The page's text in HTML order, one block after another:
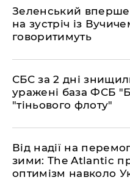
​Зеленський вперше
на зустріч із
говоритимуть
​СБС за 2 дні
уражені база ФСБ
"тіньового флоту"
​Від надії на
зими: The Atlantic
оптимізм навколо